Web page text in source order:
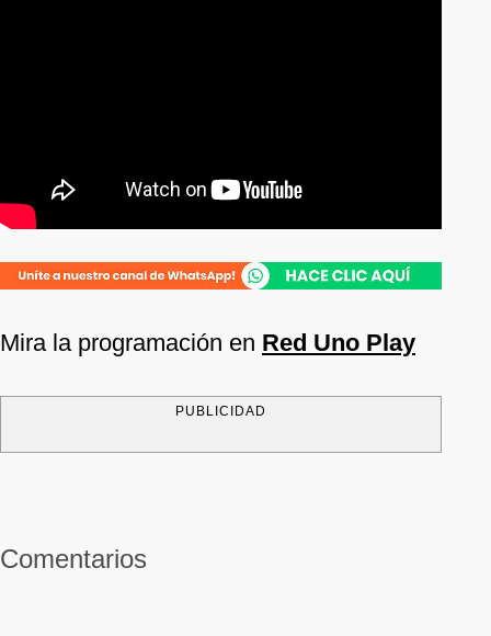
Mira la programación en Red Uno Play
PUBLICIDAD
Comentarios